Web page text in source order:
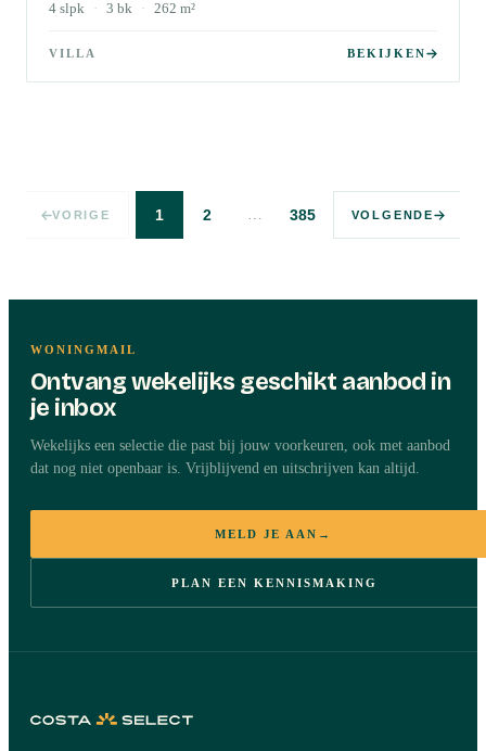
4 slpk · 3 bk · 262 m²
VILLA BEKIJKEN
VORIGE 1 2 … 385 VOLGENDE
WONINGMAIL
Ontvang wekelijks geschikt aanbod in
je inbox
Wekelijks een selectie die past bij jouw voorkeuren, ook met aanbod
dat nog niet openbaar is. Vrijblijvend en uitschrijven kan altijd.
MELD JE AAN →
PLAN EEN KENNISMAKING